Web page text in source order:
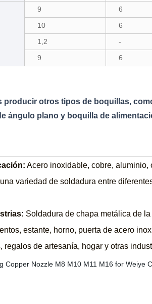
9
6
10
6
1,2
-
9
6
producir otros tipos de boquillas,
ángulo plano y boquilla de
Acero inoxidable, cobre, aluminio,
variedad de soldadura entre
Soldadura de chapa metálica de
estante, horno, puerta de acero
regalos de artesanía, hogar y otras